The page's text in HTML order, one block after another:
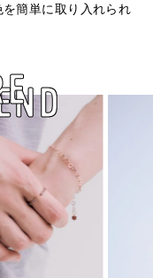
簡単に取り入れられ